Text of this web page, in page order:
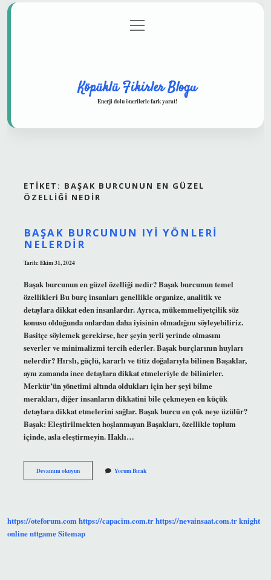
Gizlilik Politikası
menüyü
aç
Köpüklü Fikirler Blogu
Enerji dolu önerilerle fark yarat!
ETIKET: BAŞAK BURCUNUN EN GÜZEL
ÖZELLIĞI NEDIR
BAŞAK BURCUNUN IYI YÖNLERI
NELERDIR
Tarih: Ekim 31, 2024
Başak burcunun en güzel özelliği nedir? Başak burcunun temel
özellikleri Bu burç insanları genellikle organize, analitik ve
detaylara dikkat eden insanlardır. Ayrıca, mükemmeliyetçilik söz
konusu olduğunda onlardan daha iyisinin olmadığını söyleyebiliriz.
Basitçe söylemek gerekirse, her şeyin yerli yerinde olmasını
severler ve minimalizmi tercih ederler. Başak burçlarının huyları
nelerdir? Hırslı, güçlü, kararlı ve titiz doğalarıyla bilinen Başaklar,
aynı zamanda ince detaylara dikkat etmeleriyle de bilinirler.
Merkür’ün yönetimi altında oldukları için her şeyi bilme
merakları, diğer insanların dikkatini bile çekmeyen en küçük
detaylara dikkat etmelerini sağlar. Başak burcu en çok neye üzülür?
Başak: Eleştirilmekten hoşlanmayan Başakları, özellikle toplum
içinde, asla eleştirmeyin. Haklı…
Devamını okuyunBaşak
Burcunun
Yorum Bırak
https://oteforum.comhttps://capacim.com.trhttps://nevainsaat.com.trknight
onlinenttgameSitemap